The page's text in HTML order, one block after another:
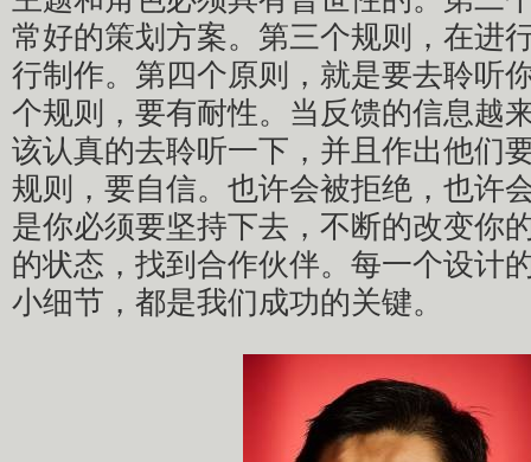
常好的策划方案。第三个规则，在进
行制作。第四个原则，就是要去聆听
个规则，要有耐性。当反馈的信息越
该认真的去聆听一下，并且作出他们
规则，要自信。也许会被拒绝，也许
是你必须要坚持下去，不断的改变你
的状态，找到合作伙伴。每一个设计
小细节，都是我们成功的关键。